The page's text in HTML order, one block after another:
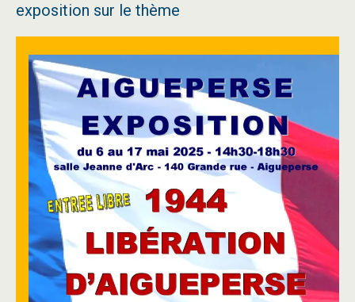
exposition sur le thème